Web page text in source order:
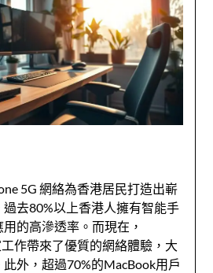
5G 網絡為香港居民打造出嶄
去80%以上香港人擁有智能手
的高滲透率。而現在，
作帶來了優質的網絡體驗，大
外，超過70%的MacBook用戶